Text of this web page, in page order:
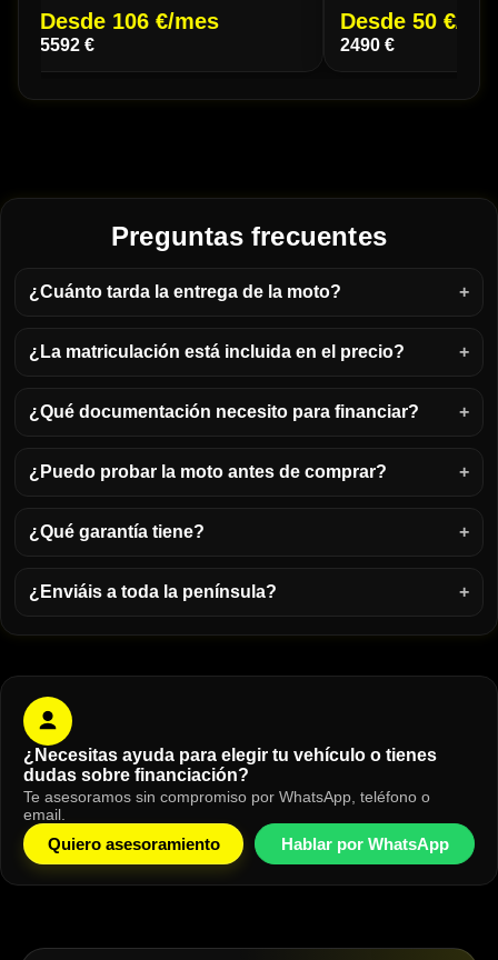
Desde 106 €/mes
5592 €
Desde 50 €/
2490 €
Preguntas frecuentes
¿Cuánto tarda la entrega de la moto?
¿La matriculación está incluida en el precio?
¿Qué documentación necesito para financiar?
¿Puedo probar la moto antes de comprar?
¿Qué garantía tiene?
¿Enviáis a toda la península?
¿Necesitas ayuda para elegir tu vehículo o tienes
dudas sobre financiación?
Te asesoramos sin compromiso por WhatsApp, teléfono o
email.
Quiero asesoramiento Hablar por WhatsApp